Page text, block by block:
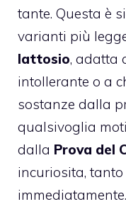
tante. Questa è
varianti più
lattosio, adatta
intollerante o a
sostanze dalla
qualsivoglia
dalla Prova del
incuriosita,